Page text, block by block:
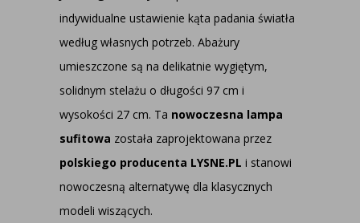
indywidualne ustawienie kąta padania światła
według własnych potrzeb. Abażury
umieszczone są na delikatnie wygiętym,
solidnym stelażu o długości 97 cm i
wysokości 27 cm. Ta nowoczesna lampa
sufitowa została zaprojektowana przez
polskiego producenta LYSNE.PL i stanowi
nowoczesną alternatywę dla klasycznych
modeli wiszących.